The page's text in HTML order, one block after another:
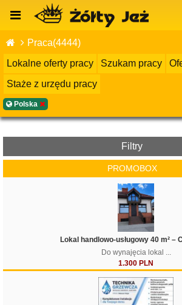
Praca(4444)
Lokalne oferty pracy
Szukam pracy
Staże z urzędu pracy
Polska
Filtry
Filtruj
PROMOBOX
Lokal handlowo-usługowy 40 m² –
Do wynajęcia lokal ...
1.300 PLN